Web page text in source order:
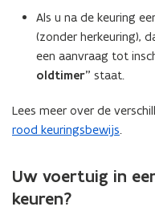
n
i
e
u
e
s
Als u na de keuring
(zonder herkeuring),
een aanvraag tot
oldtimer” staat.
Lees meer over de
rood keuringsbewijs.
Uw voertuig in
keuren?